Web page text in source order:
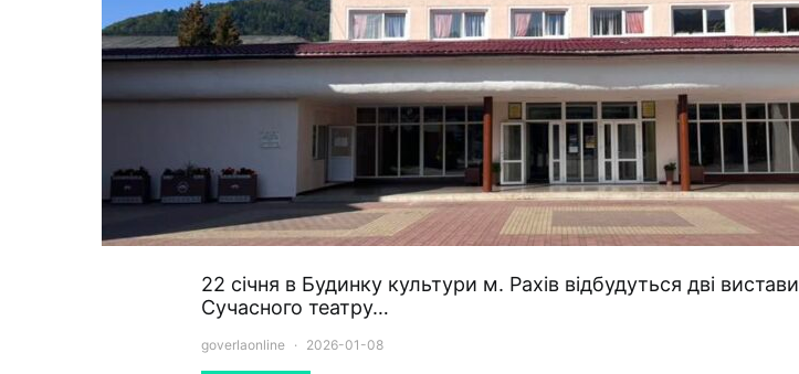
22 січня в Будинку культури м. Рахів відбудуться дві вистави
Сучасного театру…
goverlaonline 2026-01-08